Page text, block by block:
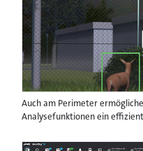
Auch am Perimeter
Analysefunktionen ein